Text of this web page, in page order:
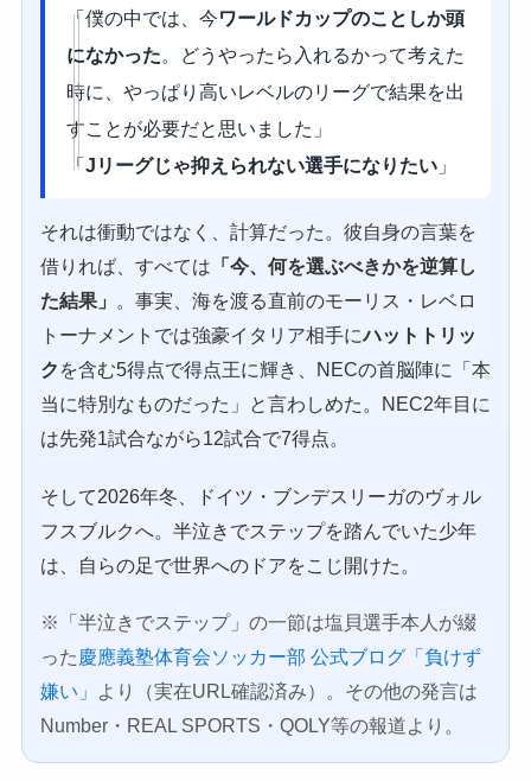
「僕の中では、今ワールドカップのことしか頭
になかった。どうやったら入れるかって考えた
時に、やっぱり高いレベルのリーグで結果を出
すことが必要だと思いました」
「 Jリーグじゃ抑えられない選手になりたい」
それは衝動ではなく、計算だった。彼自身の言葉を
借りれば、すべては 「今、何を選ぶべきかを逆算し
た結果」
。事実、海を渡る直前のモーリス・レベロ
トーナメントでは強豪イタリア相手にハットトリッ
ク を含む5得点で得点王に輝き、NECの首脳陣に「本
当に特別なものだった」と言わしめた。NEC2年目に
は先発1試合ながら12試合で7得点。
そして2026年冬、ドイツ・ブンデスリーガのヴォル
フスブルクへ。半泣きでステップを踏んでいた少年
は、自らの足で世界へのドアをこじ開けた。
※「半泣きでステップ」の一節は塩貝選手本人が綴
った 慶應義塾体育会ソッカー部 公式ブログ「負けず
嫌い」
より（実在URL確認済み）。その他の発言は
Number・REAL SPORTS・QOLY等の報道より。